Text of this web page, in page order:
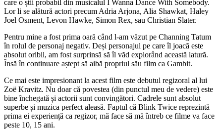
care o știi probabil din musicalul I Wanna Dance With Somebody.
Lor li se alătură actori precum Adria Arjona, Alia Shawkat, Haley
Joel Osment, Levon Hawke, Simon Rex, sau Christian Slater.
Pentru mine a fost prima oară când l-am văzut pe Channing Tatum
în rolul de personaj negativ. Deși personajul pe care îl joacă este
absolut oribil, am fost surprinsă să îl văd explorând această latură.
Însă în continuare aștept să aibă propriul său film ca Gambit.
Ce mai este impresionant la acest film este debutul regizoral al lui
Zoë Kravitz. Nu doar că povestea (din punctul meu de vedere) este
bine închegată și actorii sunt convingători. Cadrele sunt absolut
superbe și muzica perfect aleasă. Faptul că Blink Twice reprezintă
prima ei experiență ca regizor, mă face să mă întreb ce filme va face
peste 10, 15 ani.